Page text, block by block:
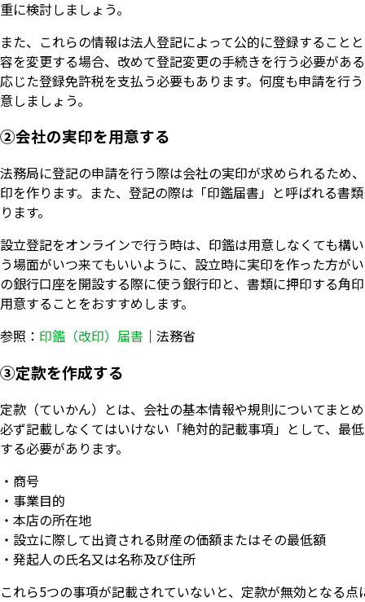
重に検討しましょう。
また、これらの情報は法人登記によって公的に登録すること
容を変更する場合、改めて登記変更の手続きを行う必要があ
応じた登録免許税を支払う必要もあります。何度も申請を行
意しましょう。
②会社の実印を用意する
法務局に登記の申請を行う際は会社の実印が求められるため
印を作ります。また、登記の際は「印鑑届書」と呼ばれる書
ります。
設立登記をオンラインで行う時は、印鑑は用意しなくても構
う場面がいつ来てもいいように、設立時に実印を作った方が
の銀行口座を開設する際に使う銀行印と、書類に押印する角
用意することをおすすめします。
参照： 印鑑（改印）届書 ｜法務省
③定款を作成する
定款（ていかん）とは、会社の基本情報や規則についてまと
必ず記載しなくてはいけない「絶対的記載事項」として、最
する必要があります。
・商号
・事業目的
・本店の所在地
・設立に際して出資される財産の価額またはその最低額
・発起人の氏名又は名称及び住所
これら5つの事項が記載されていないと、定款が無効となる点